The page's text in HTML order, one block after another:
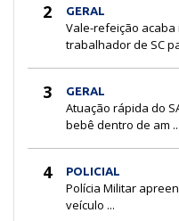
2 GERAL
Vale-refeição
trabalhador de SC
3 GERAL
Atuação rápida do
bebê dentro de am ...
4 POLICIAL
Polícia Militar
veículo ...